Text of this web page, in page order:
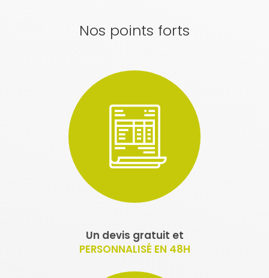
Nos points forts
Un devis gratuit et
PERSONNALISÉ EN 48H